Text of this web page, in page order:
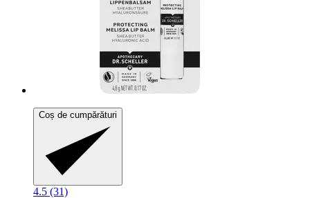
Coș de cumpărături
4.5 (31)